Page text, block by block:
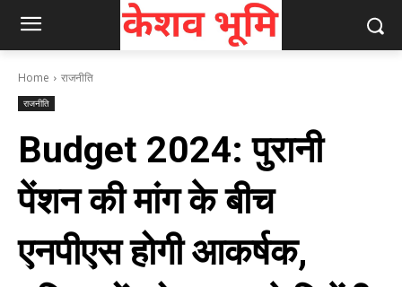
Home राजनीति
राजनीति
Budget 2024: पुरानी
पेंशन की मांग के बीच
एनपीएस होगी आकर्षक,